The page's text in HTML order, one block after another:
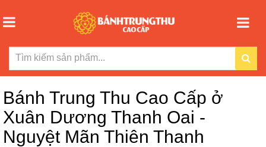
Bánh Trung Thu Cao Cấp ở
Xuân Dương Thanh Oai -
Nguyệt Mãn Thiên Thanh